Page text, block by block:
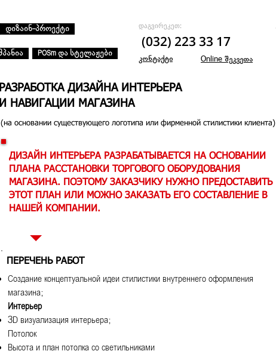
დიზაინ-პროექტი
POSm და სტელაჟები
დაგვირეკეთ:
(032) 223 33 17
კონტაქტი Online შეკვეთა
РАЗРАБОТКА ДИЗАЙНА ИНТЕРЬЕРА
И НАВИГАЦИИ МАГАЗИНА
(на основании существующего логотипа или фирменной стилистики клиента)
ДИЗАЙН ИНТЕРЬЕРА РАЗРАБАТЫВАЕТСЯ НА ОСНОВАНИИ
ПЛАНА РАССТАНОВКИ ТОРГОВОГО ОБОРУДОВАНИЯ
МАГАЗИНА. ПОЭТОМУ ЗАКАЗЧИКУ НУЖНО ПРЕДОСТАВИТЬ
ЭТОТ ПЛАН ИЛИ МОЖНО ЗАКАЗАТЬ ЕГО СОСТАВЛЕНИЕ В
НАШЕЙ КОМПАНИИ.
ПЕРЕЧЕНЬ РАБОТ
Создание концептуальной идеи стилистики внутреннего оформления
магазина;
Интерьер
3D визуализация интерьера;
Потолок​
Высота и план потолка со светильниками